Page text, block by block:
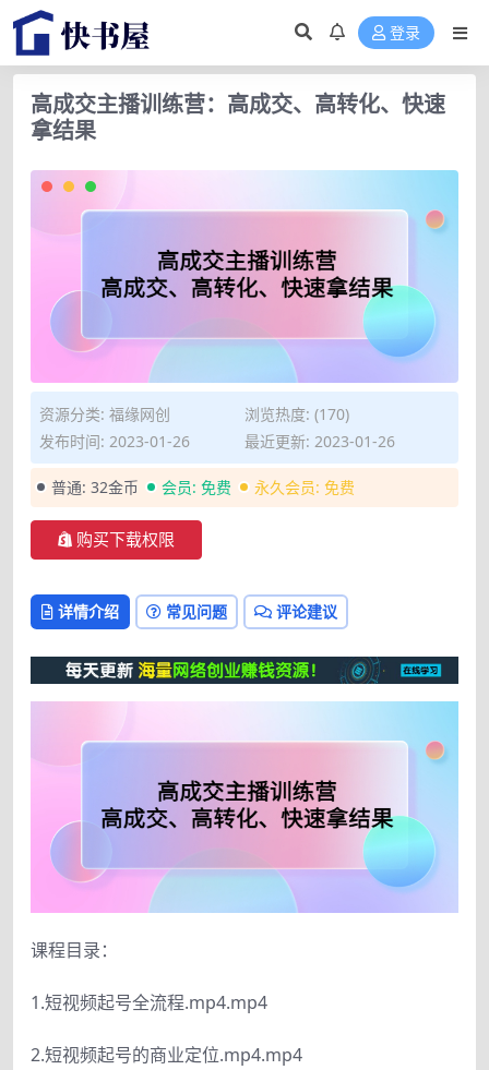
登录
高成交主播训练营：高成交、高转化、快速
拿结果
资源分类: 福缘网创
浏览热度: (170)
发布时间: 2023-01-26
最近更新: 2023-01-26
普通: 32金币 会员: 免费 永久会员: 免费
购买下载权限
详情介绍 常见问题 评论建议
课程目录：
1.短视频起号全流程.mp4.mp4
2.短视频起号的商业定位.mp4.mp4